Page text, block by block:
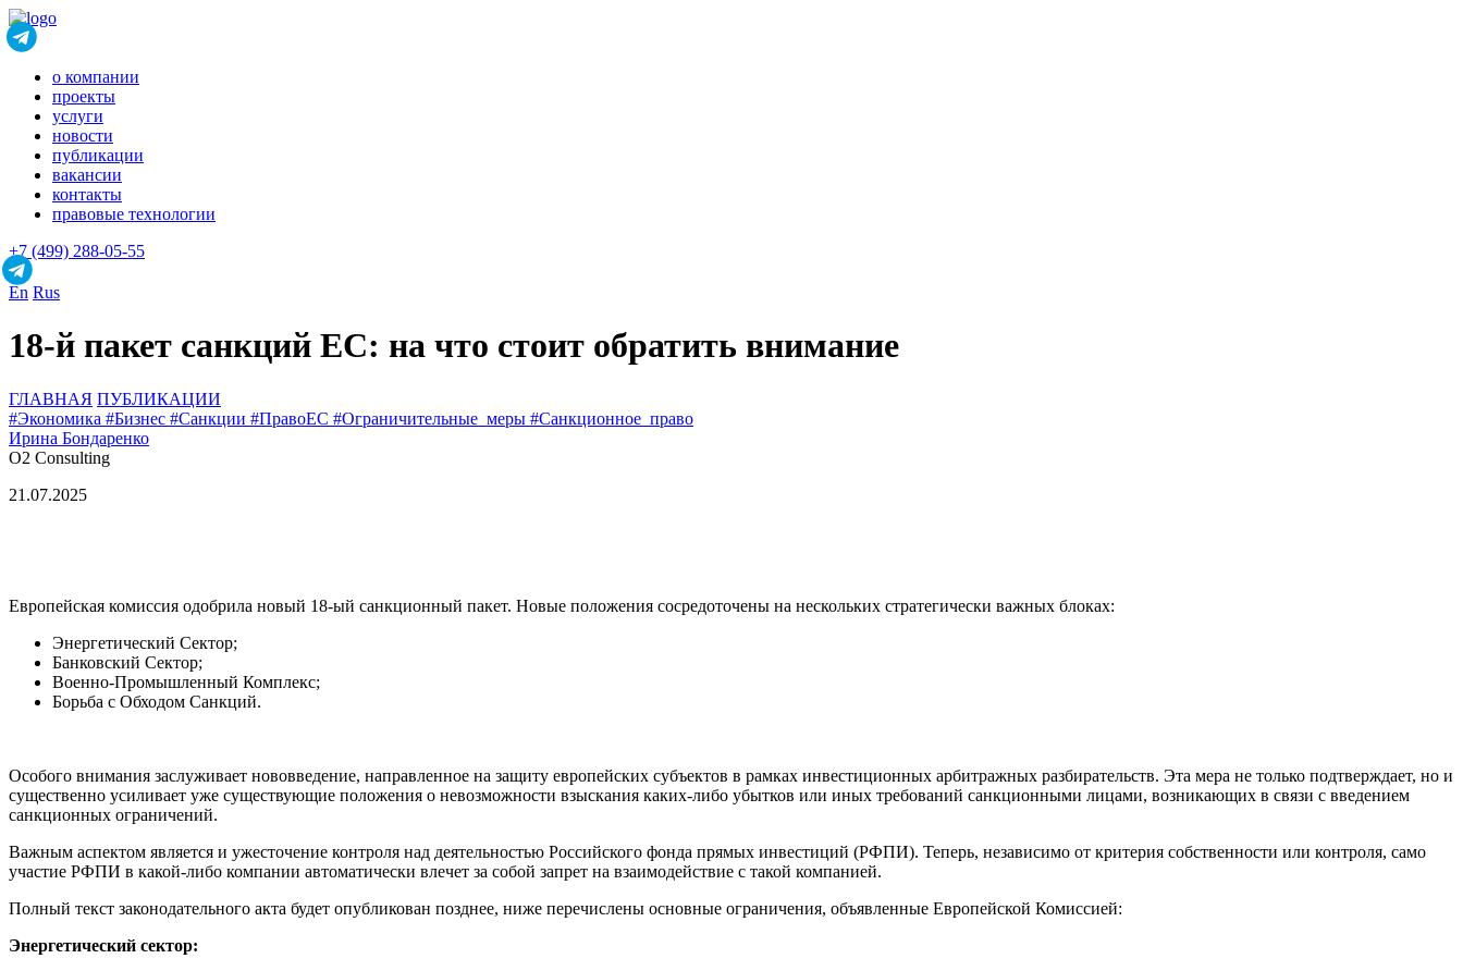
о компании
проекты
услуги
новости
публикации
вакансии
контакты
правовые технологии
+7 (499) 288-05-55
En Rus
18-й пакет санкций ЕС: на что стоит обратить внимание
ГЛАВНАЯ ПУБЛИКАЦИИ
#Экономика #Бизнес #Санкции #ПравоЕС #Ограничительные_меры #Санкционное_право
Ирина Бондаренко
O2 Consulting
21.07.2025
Европейская комиссия одобрила новый 18-ый санкционный пакет. Новые положения сосредоточены на нескольких стратегически важных блоках:
Энергетический Сектор;
Банковский Сектор;
Военно-Промышленный Комплекс;
Борьба с Обходом Санкций.
Особого внимания заслуживает нововведение, направленное на защиту европейских субъектов в рамках инвестиционных арбитражных разбирательств. Эта мера не только подтверждает, но и
существенно усиливает уже существующие положения о невозможности взыскания каких-либо убытков или иных требований санкционными лицами, возникающих в связи с введением
санкционных ограничений.
Важным аспектом является и ужесточение контроля над деятельностью Российского фонда прямых инвестиций (РФПИ). Теперь, независимо от критерия собственности или контроля, само
участие РФПИ в какой-либо компании автоматически влечет за собой запрет на взаимодействие с такой компанией.
Полный текст законодательного акта будет опубликован позднее, ниже перечислены основные ограничения, объявленные Европейской Комиссией:
Энергетический сектор: